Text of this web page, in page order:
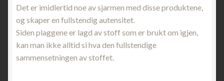
Det er imidlertid noe av sjarmen med disse produktene,
og skaper en fullstendig autensitet.
Siden plaggene er lagd av stoff som er brukt om igjen,
kan man ikke alltid si hva den fullstendige
sammensetningen av stoffet.